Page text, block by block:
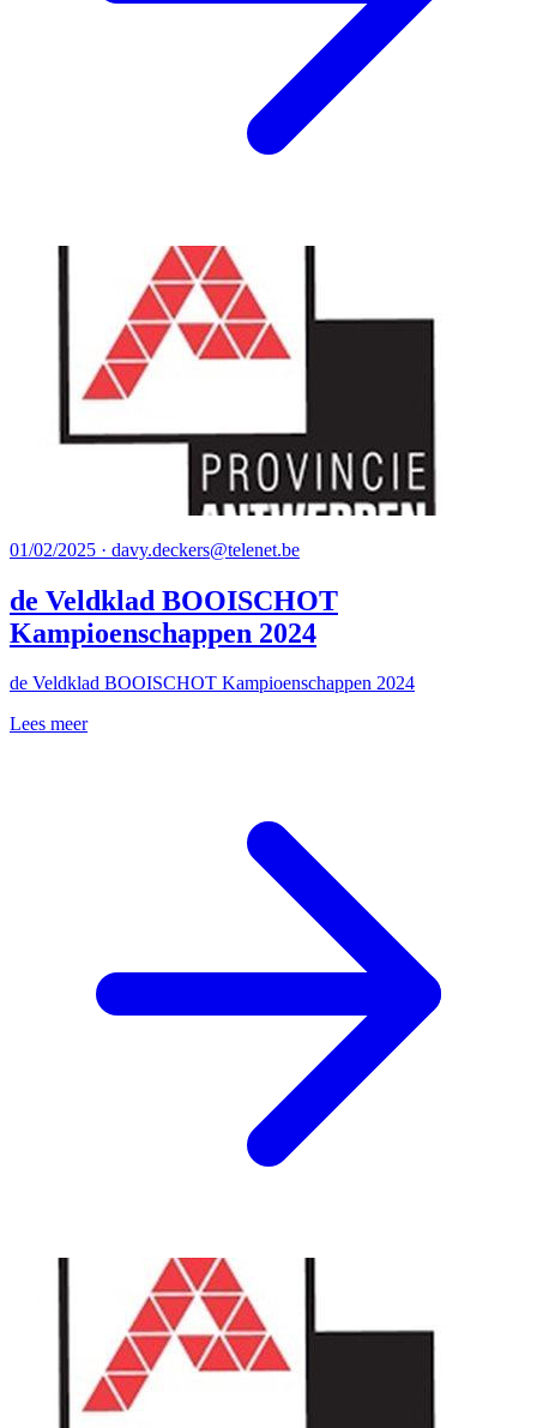
01/02/2025 · davy.deckers@telenet.be
de Veldklad BOOISCHOT
Kampioenschappen 2024
de Veldklad BOOISCHOT Kampioenschappen 2024
Lees meer